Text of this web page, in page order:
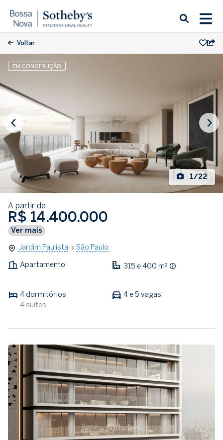
Voltar
1/22
EM CONSTRUÇÃO
A partir de
R$ 14.400.000
Ver mais
Jardim Paulista São Paulo
Apartamento 315 e 400 m²
4 dormitórios
4 suítes
4 e 5 vagas